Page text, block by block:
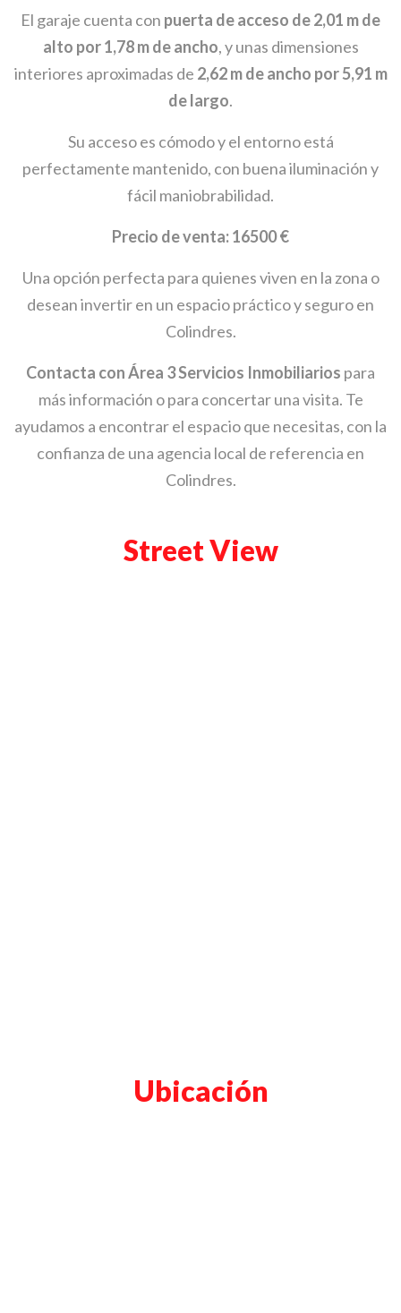
El garaje cuenta con puerta de acceso de 2,01 m de
alto por 1,78 m de ancho, y unas dimensiones
interiores aproximadas de 2,62 m de ancho por 5,91 m
de largo.
Su acceso es cómodo y el entorno está
perfectamente mantenido, con buena iluminación y
fácil maniobrabilidad.
Precio de venta: 16500 €
Una opción perfecta para quienes viven en la zona o
desean invertir en un espacio práctico y seguro en
Colindres.
Contacta con Área 3 Servicios Inmobiliarios para
más información o para concertar una visita. Te
ayudamos a encontrar el espacio que necesitas, con la
confianza de una agencia local de referencia en
Colindres.
Street View
Ubicación